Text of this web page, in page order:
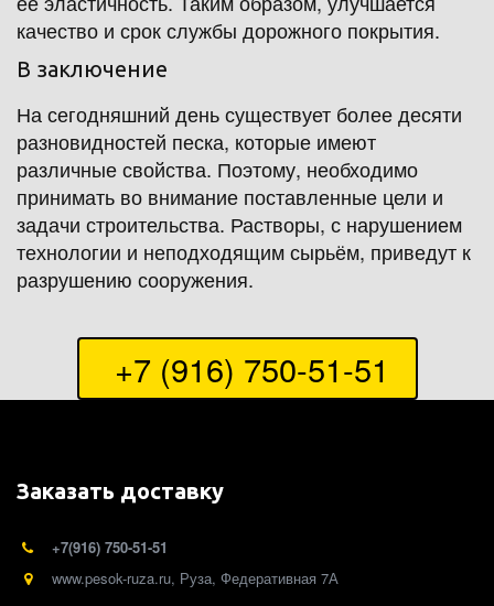
качество и срок службы дорожного покрытия.
В заключение
На сегодняшний день существует более десяти
разновидностей песка, которые имеют
различные свойства. Поэтому, необходимо
принимать во внимание поставленные цели и
задачи строительства. Растворы, с нарушением
технологии и неподходящим сырьём, приведут к
разрушению сооружения.
+7 (916) 750-51-51
Заказать доставку
+7(916) 750-51-51
www.pesok-ruza.ru, Руза, Федеративная 7А